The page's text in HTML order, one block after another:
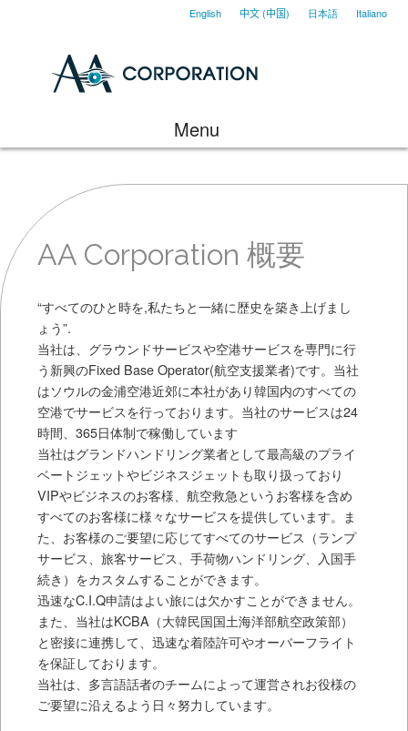
Menu
English 中文 (中国) 日本語 Italiano
AA Corporation 概要
“すべてのひと時を,私たちと一緒に歴史を築き上げまし
ょう”.
当社は、グラウンドサービスや空港サービスを専門に行
う新興のFixed Base Operator(航空支援業者)です。当社
はソウルの金浦空港近郊に本社があり韓国内のすべての
空港でサービスを行っております。当社のサービスは24
時間、365日体制で稼働しています
当社はグランドハンドリング業者として最高級のプライ
ベートジェットやビジネスジェットも取り扱っており
VIPやビジネスのお客様、航空救急というお客様を含め
すべてのお客様に様々なサービスを提供しています。ま
た、お客様のご要望に応じてすべてのサービス（ランプ
サービス、旅客サービス、手荷物ハンドリング、入国手
続き）をカスタムすることができます。
迅速なC.I.Q申請はよい旅には欠かすことができません。
また、当社はKCBA（大韓民国国土海洋部航空政策部）
と密接に連携して、迅速な着陸許可やオーバーフライト
を保証しております。
当社は、多言語話者のチームによって運営されお役様の
ご要望に沿えるよう日々努力しています。